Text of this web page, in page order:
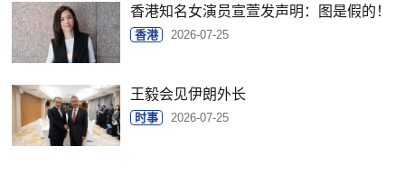
香港知名女演员宣萱发声明：图是假的！
香港 2026-07-25
王毅会见伊朗外长
时事 2026-07-25